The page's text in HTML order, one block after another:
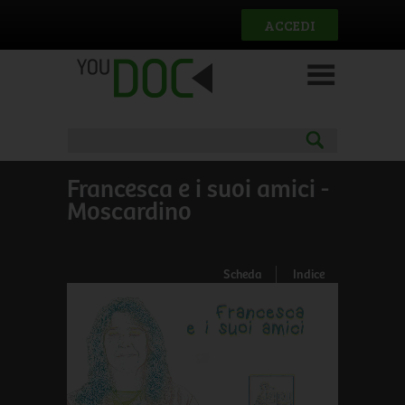
ACCEDI
Francesca e i suoi amici -
Moscardino
Scheda Indice